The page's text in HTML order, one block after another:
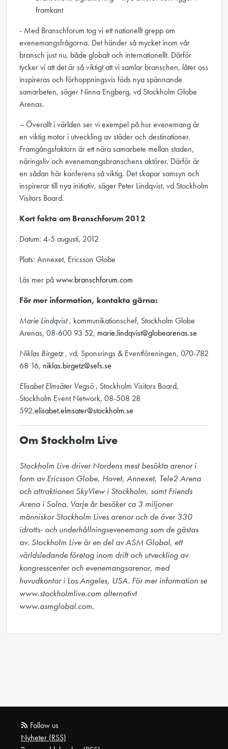
framkant
- Med Branschforum tog vi ett nationellt grepp om
evenemangsfrågorna. Det händer så mycket inom vår
bransch just nu, både globalt och internationellt. Därför
tycker vi att det är så viktigt att vi samlar branschen, låter oss
inspireras och förhoppningsvis föds nya spännande
samarbeten, säger Ninna Engberg, vd Stockholm Globe
Arenas.
– Överallt i världen ser vi exempel på hur evenemang är
en viktig motor i utveckling av städer och destinationer.
Framgångsfaktorn är ett nära samarbete mellan staden,
näringsliv och evenemangsbranschens aktörer. Därför är
en sådan här konferens så viktig. Det skapar samsyn och
inspirerar till nya initiativ, säger Peter Lindqvist, vd Stockholm
Visitors Board.
Kort fakta om Branschforum 2012
Datum: 4-5 augusti, 2012
Plats: Annexet, Ericsson Globe
Läs mer påwww.branschforum.com
För mer information, kontakta gärna:
Marie Lindqvist, kommunikationschef, Stockholm Globe
Arenas, 08-600 93 52, marie.lindqvist@globearenas.se
Niklas Birgetz, vd, Sponsrings & Eventföreningen, 070-782
68 16, niklas.birgetz@sefs.se
Elisabet Elmsäter Vegsö, Stockholm Visitors Board,
Stockholm Event Network, 08-508 28
592,elisabet.elmsater@stockholm.se
Om Stockholm Live
Stockholm Live driver Nordens mest besökta arenor i
form av Ericsson Globe, Hovet, Annexet, Tele2 Arena
och attraktionen SkyView i Stockholm, samt Friends
Arena i Solna. Varje år besöker ca 3 miljoner
människor Stockholm Lives arenor och de över 330
idrotts- och underhållningsevenemang som de gästas
av. Stockholm Live är en del av ASM Global, ett
världsledande företag inom drift och utveckling av
kongresscenter och evenemangsarenor, med
huvudkontor i Los Angeles, USA. För mer information se
www.stockholmlive.com alternativt
www.asmglobal.com.
Follow us
Nyheter (RSS)